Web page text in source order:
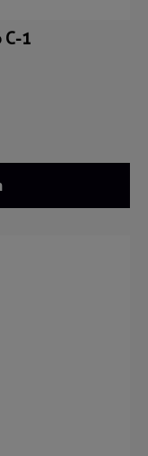
C-1